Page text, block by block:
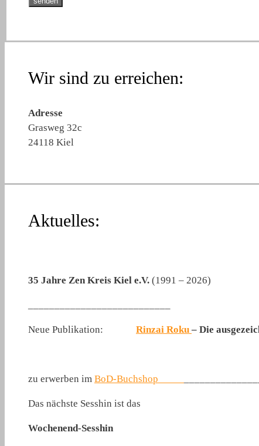
Wir sind zu erreichen:
Adresse
Grasweg 32c
24118 Kiel
Aktuelles:
35 Jahre Zen Kreis Kiel e.V. (1991 – 2026)
Neue Publikation: Rinzai Roku – Die
zu erwerben im BoD-Buchshop
Das nächste Sesshin ist das
Wochenend-Sesshin